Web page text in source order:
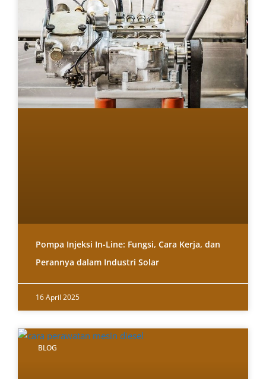
Pompa Injeksi In-Line: Fungsi, Cara Kerja, dan
Perannya dalam Industri Solar
16 April 2025
BLOG